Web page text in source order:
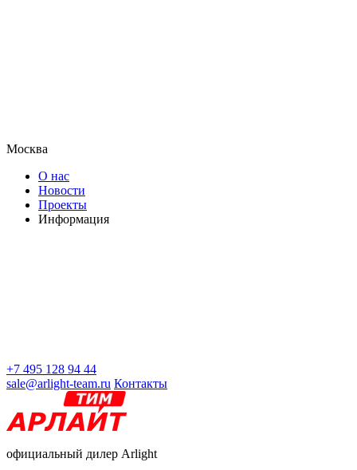
Москва
О нас
Новости
Проекты
Информация
+7 495 128 94 44
sale@arlight-team.ru Контакты
официальный дилер Arlight